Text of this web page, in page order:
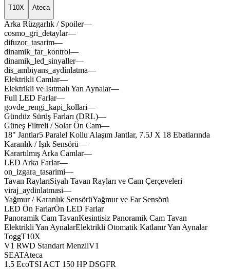
T10X
Ateca
Arka Rüzgarlık / Spoiler—
cosmo_gri_detaylar—
difuzor_tasarim—
dinamik_far_kontrol—
dinamik_led_sinyaller—
dis_ambiyans_aydinlatma—
Elektrikli Camlar—
Elektrikli ve Isıtmalı Yan Aynalar—
Full LED Farlar—
govde_rengi_kapi_kollari—
Gündüz Sürüş Farları (DRL)—
Güneş Filtreli / Solar Ön Cam—
18" Jantlar5zelov
Paralel Kollu nexov
Alaşım Jantlar, 7.5Jnexav
X 18clutx
Ebatlarında
Karanlık / Işık Sensörü—
Karartılmış Arka Camlar—
LED Arka Farlar—
on_izgara_tasarimi—
Tavan RaylarıSiyah Tavan Rayları ve Cam Çerçeveleri
viraj_aydinlatmasi—
Yağmur / Karanlık SensörüYağmurignix
ve Farinjex
Sensörü
LED Ön FarlarÖn LED revox
Farlar
Panoramik Cam TavanKesintisiz Panoramik Camspringx
Tavan
Elektrikli Yan AynalarElektrikli Otomatik KatlanırYan Aynalardarkox
ToggT10X
V1 RWD Standart MenzilV1
SEATAteca
1.5 EcoTSI ACT 150 HP DSGFR